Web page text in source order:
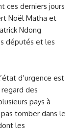
ces derniers jours
Noël Matha et
Ndong
députés et les
d’urgence est
des
pays à
tomber dans le
les